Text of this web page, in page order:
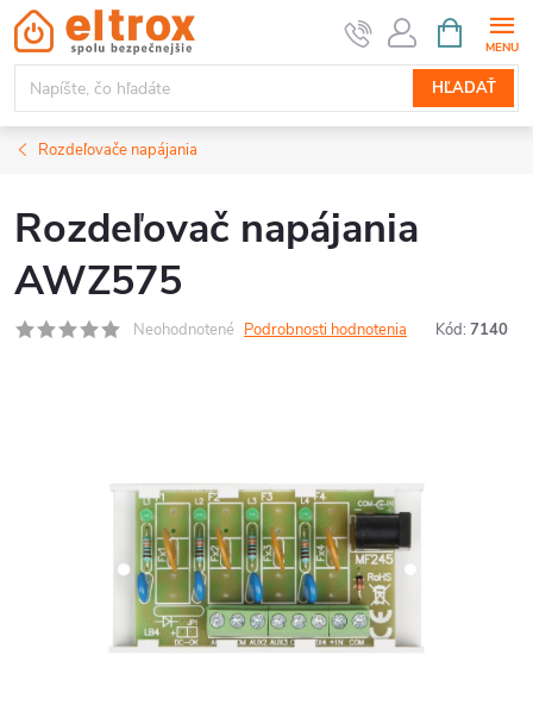
Prejsť
na
obsah
HĽADAŤ
KOŠÍK
Rozdeľovače napájania
Rozdeľovač napájania
AWZ575
Neohodnotené Podrobnosti hodnotenia Kód: 7140